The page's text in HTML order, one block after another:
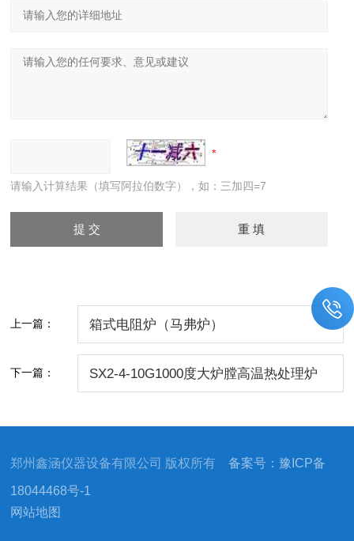
请输入计算结果（填写阿拉伯数字），如：三加四=7
上一篇： 箱式电阻炉（马弗炉）
下一篇： SX2-4-10G1000度大炉膛高温热处理炉
郑州鑫涵仪器设备有限公司 版权所有备案号：豫ICP备
18044468号-1
网站地图